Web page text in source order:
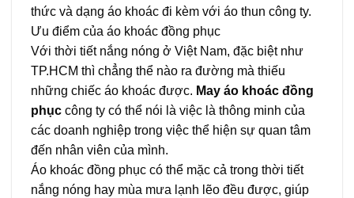
thức và dạng áo khoác đi kèm với áo thun công ty.
Ưu điểm của áo khoác đồng phục
Với thời tiết nắng nóng ở Việt Nam, đặc biệt như
TP.HCM thì chẳng thể nào ra đường mà thiếu
những chiếc áo khoác được. May áo khoác đồng
phục công ty có thể nói là việc là thông minh của
các doanh nghiệp trong việc thể hiện sự quan tâm
đến nhân viên của mình.
Áo khoác đồng phục có thể mặc cả trong thời tiết
nắng nóng hay mùa mưa lạnh lẽo đều được, giúp